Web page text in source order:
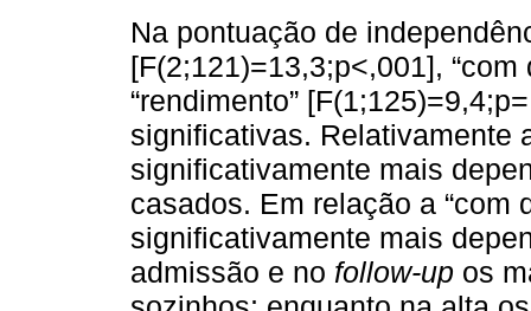
Na pontuação de
[F(2;121)=13,3;p<,001],
“rendimento”
significativas. Relativamente
significativamente mais
casados. Em relação a “com
significativamente mais
admissão e no follow-up os